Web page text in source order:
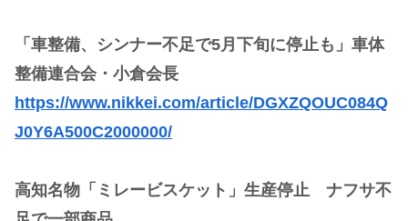
「車整備、シンナー不足で5月下旬に停止も」車体
整備連合会・小倉会長
https://www.nikkei.com/article/DGXZQOUC084Q
J0Y6A500C2000000/
高知名物「ミレービスケット」生産停止 ナフサ不